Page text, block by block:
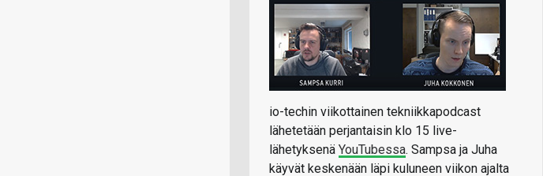
io-techin viikottainen tekniikkapodcast
lähetetään perjantaisin klo 15 live-
lähetyksenä YouTubessa. Sampsa ja Juha
käyvät keskenään läpi kuluneen viikon ajalta